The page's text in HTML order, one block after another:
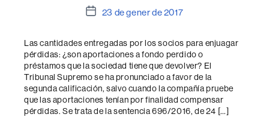
Data
l'entrada
23 de gener de 2017
Las cantidades entregadas por los socios para enjuagar
pérdidas: ¿son aportaciones a fondo perdido o
préstamos que la sociedad tiene que devolver? El
Tribunal Supremo se ha pronunciado a favor de la
segunda calificación, salvo cuando la compañía pruebe
que las aportaciones tenían por finalidad compensar
pérdidas. Se trata de la sentencia 696/2016, de 24 […]